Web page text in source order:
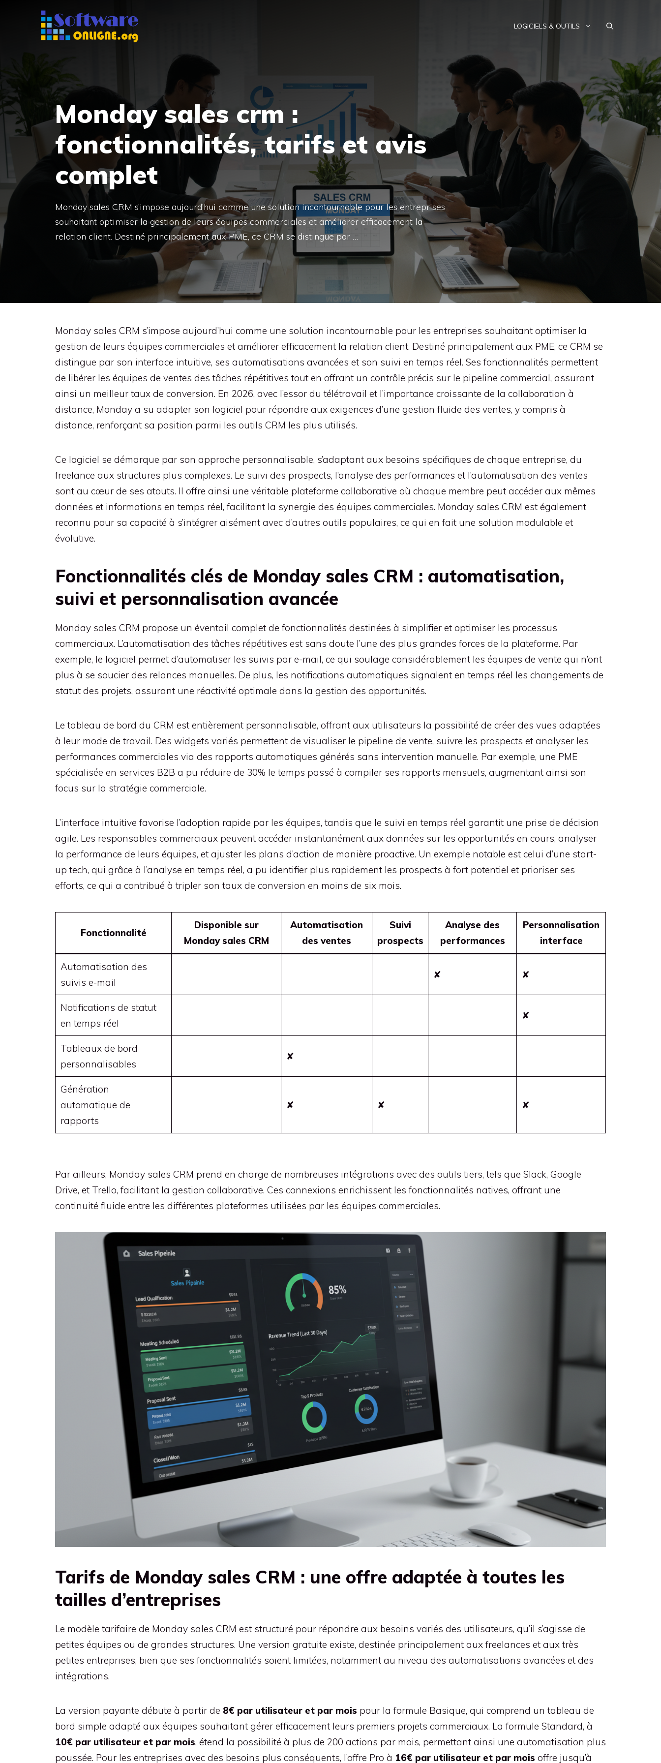
LOGICIELS & OUTILS
Monday sales crm :
fonctionnalités, tarifs et avis
complet
Monday sales CRM s’impose aujourd’hui comme une solution incontournable pour les entreprises
souhaitant optimiser la gestion de leurs équipes commerciales et améliorer efficacement la
relation client. Destiné principalement aux PME, ce CRM se distingue par …
Monday sales CRM s’impose aujourd’hui comme une solution incontournable pour les entreprises souhaitant optimiser la
gestion de leurs équipes commerciales et améliorer efficacement la relation client. Destiné principalement aux PME, ce CRM se
distingue par son interface intuitive, ses automatisations avancées et son suivi en temps réel. Ses fonctionnalités permettent
de libérer les équipes de ventes des tâches répétitives tout en offrant un contrôle précis sur le pipeline commercial, assurant
ainsi un meilleur taux de conversion. En 2026, avec l’essor du télétravail et l’importance croissante de la collaboration à
distance, Monday a su adapter son logiciel pour répondre aux exigences d’une gestion fluide des ventes, y compris à
distance, renforçant sa position parmi les outils CRM les plus utilisés.
Ce logiciel se démarque par son approche personnalisable, s’adaptant aux besoins spécifiques de chaque entreprise, du
freelance aux structures plus complexes. Le suivi des prospects, l’analyse des performances et l’automatisation des ventes
sont au cœur de ses atouts. Il offre ainsi une véritable plateforme collaborative où chaque membre peut accéder aux mêmes
données et informations en temps réel, facilitant la synergie des équipes commerciales. Monday sales CRM est également
reconnu pour sa capacité à s’intégrer aisément avec d’autres outils populaires, ce qui en fait une solution modulable et
évolutive.
Fonctionnalités clés de Monday sales CRM : automatisation,
suivi et personnalisation avancée
Monday sales CRM propose un éventail complet de fonctionnalités destinées à simplifier et optimiser les processus
commerciaux. L’automatisation des tâches répétitives est sans doute l’une des plus grandes forces de la plateforme. Par
exemple, le logiciel permet d’automatiser les suivis par e-mail, ce qui soulage considérablement les équipes de vente qui n’ont
plus à se soucier des relances manuelles. De plus, les notifications automatiques signalent en temps réel les changements de
statut des projets, assurant une réactivité optimale dans la gestion des opportunités.
Le tableau de bord du CRM est entièrement personnalisable, offrant aux utilisateurs la possibilité de créer des vues adaptées
à leur mode de travail. Des widgets variés permettent de visualiser le pipeline de vente, suivre les prospects et analyser les
performances commerciales via des rapports automatiques générés sans intervention manuelle. Par exemple, une PME
spécialisée en services B2B a pu réduire de 30% le temps passé à compiler ses rapports mensuels, augmentant ainsi son
focus sur la stratégie commerciale.
L’interface intuitive favorise l’adoption rapide par les équipes, tandis que le suivi en temps réel garantit une prise de décision
agile. Les responsables commerciaux peuvent accéder instantanément aux données sur les opportunités en cours, analyser
la performance de leurs équipes, et ajuster les plans d’action de manière proactive. Un exemple notable est celui d’une start-
up tech, qui grâce à l’analyse en temps réel, a pu identifier plus rapidement les prospects à fort potentiel et prioriser ses
efforts, ce qui a contribué à tripler son taux de conversion en moins de six mois.
Fonctionnalité
Disponible sur
Monday sales CRM
Automatisation
des ventes
Suivi
prospects
Analyse des
performances
Personnalisation
interface
Automatisation des
suivis e-mail
✘ ✘
Notifications de statut
en temps réel
✘
Tableaux de bord
personnalisables
✘
Génération
automatique de
rapports
✘ ✘ ✘
Par ailleurs, Monday sales CRM prend en charge de nombreuses intégrations avec des outils tiers, tels que Slack, Google
Drive, et Trello, facilitant la gestion collaborative. Ces connexions enrichissent les fonctionnalités natives, offrant une
continuité fluide entre les différentes plateformes utilisées par les équipes commerciales.
Tarifs de Monday sales CRM : une offre adaptée à toutes les
tailles d’entreprises
Le modèle tarifaire de Monday sales CRM est structuré pour répondre aux besoins variés des utilisateurs, qu’il s’agisse de
petites équipes ou de grandes structures. Une version gratuite existe, destinée principalement aux freelances et aux très
petites entreprises, bien que ses fonctionnalités soient limitées, notamment au niveau des automatisations avancées et des
intégrations.
La version payante débute à partir de 8€ par utilisateur et par mois pour la formule Basique, qui comprend un tableau de
bord simple adapté aux équipes souhaitant gérer efficacement leurs premiers projets commerciaux. La formule Standard, à
10€ par utilisateur et par mois, étend la possibilité à plus de 200 actions par mois, permettant ainsi une automatisation plus
poussée. Pour les entreprises avec des besoins plus conséquents, l’offre Pro à 16€ par utilisateur et par mois offre jusqu’à